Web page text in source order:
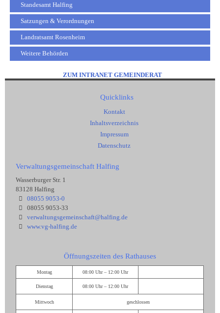
Standesamt Halfing
Satzungen & Verordnungen
Landratsamt Rosenheim
Weitere Behörden
ZUM INTRANET GEMEINDERAT
Quicklinks
Kontakt
Inhaltsverzeichnis
Impressum
Datenschutz
Verwaltungsgemeinschaft Halfing
Wasserburger Str. 1
83128 Halfing
08055 9053-0
08055 9053-33
verwaltungsgemeinschaft@halfing.de
www.vg-halfing.de
Öffnungszeiten des Rathauses
Montag 08:00 Uhr – 12:00 Uhr
Dienstag 08:00 Uhr – 12:00 Uhr
Mittwoch geschlossen